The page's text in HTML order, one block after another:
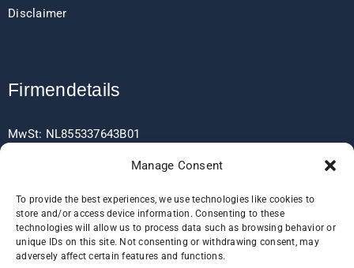
Manage Consent
To provide the best experiences, we use technologies like cookies to
store and/or access device information. Consenting to these
technologies will allow us to process data such as browsing behavior or
unique IDs on this site. Not consenting or withdrawing consent, may
adversely affect certain features and functions.
Disclaimer
Firmendetails
MwSt: NL855337643B01
Handelskammer: 63656817
Bankdaten